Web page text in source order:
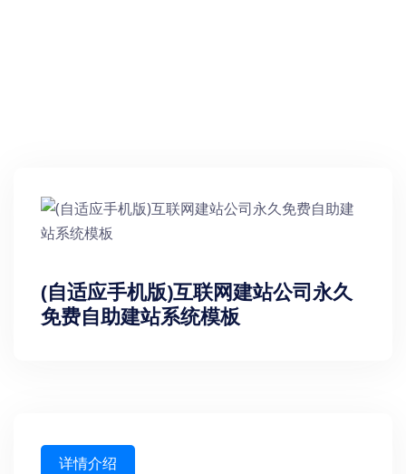
(自适应手机版)互联网建站公司永久
免费自助建站系统模板
详情介绍